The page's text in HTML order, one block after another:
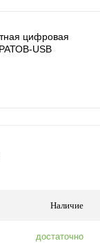
цифровая
USB
телевидения
Наличие
достаточно